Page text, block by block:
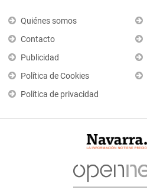
Quiénes somos
Contacto
Publicidad
Política de Cookies
Política de privacidad